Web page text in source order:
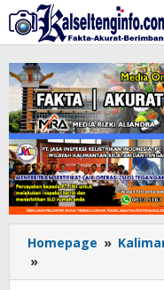
Lewati
ke
konten
Homepage »
»
3